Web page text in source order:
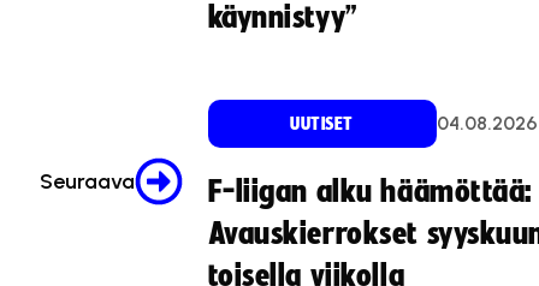
Seuraava
käynnistyy”
UUTISET 04.08.2026
F-liigan alku häämöttää:
Avauskierrokset
toisella viikolla